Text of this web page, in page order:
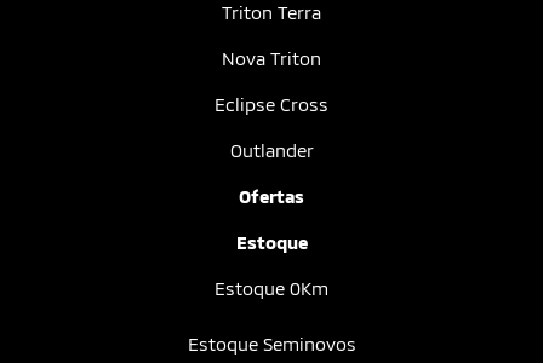
Triton Terra
Nova Triton
Eclipse Cross
Outlander
Ofertas
Estoque
Estoque 0Km
Estoque Seminovos